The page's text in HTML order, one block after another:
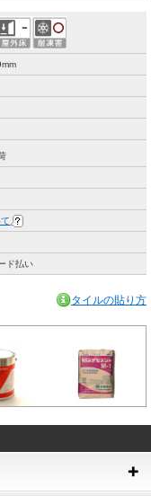
ド払い
タイルの貼り方